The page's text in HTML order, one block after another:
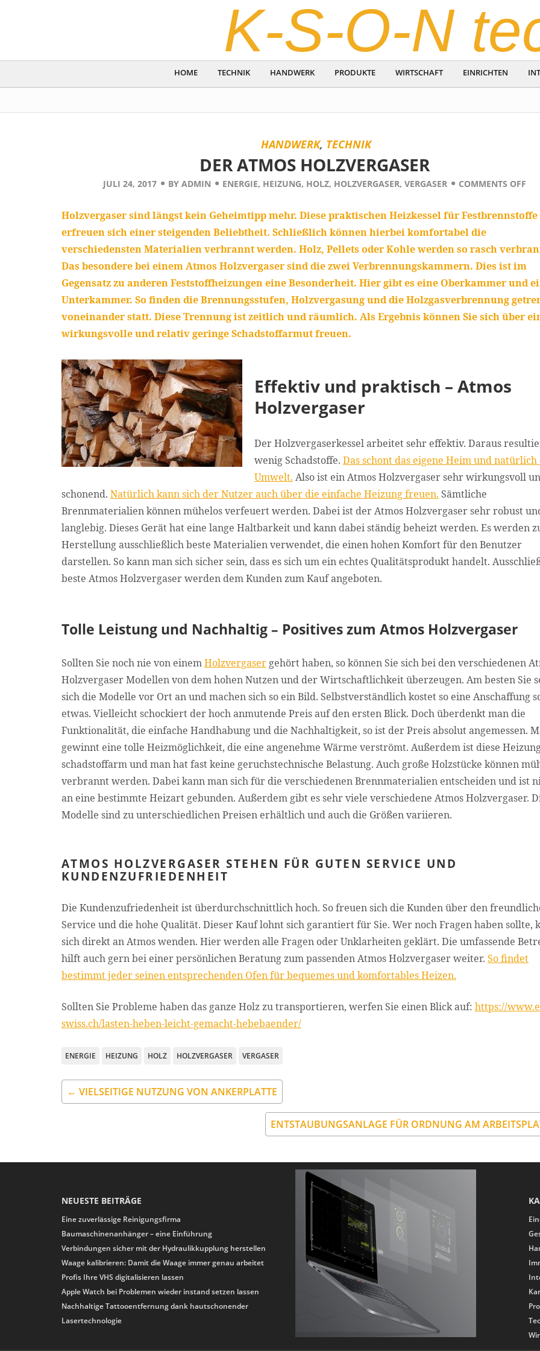
K-S-O-N
HOME TECHNIK HANDWERK PRODUKTE WIRTSCHAFT EINRICHTEN
HANDWERK, TECHNIK
DER ATMOS HOLZVERGASER
JULI 24, 2017 BY ADMIN ENERGIE, HEIZUNG, HOLZ, HOLZVERGASER, VERGASER COMMENTS OFF
Holzvergaser sind längst kein Geheimtipp mehr. Diese praktischen Heizkessel für Festbrennstoffe
erfreuen sich einer steigenden Beliebtheit. Schließlich können hierbei komfortabel die
verschiedensten Materialien verbrannt werden. Holz, Pellets oder Kohle werden so rasch
Das besondere bei einem Atmos Holzvergaser sind die zwei Verbrennungskammern. Dies ist im
Gegensatz zu anderen Feststoffheizungen eine Besonderheit. Hier gibt es eine Oberkammer und
Unterkammer. So finden die Brennungsstufen, Holzvergasung und die Holzgasverbrennung
voneinander statt. Diese Trennung ist zeitlich und räumlich. Als Ergebnis können Sie sich über
wirkungsvolle und relativ geringe Schadstoffarmut freuen.
Effektiv und praktisch – Atmos
Holzvergaser
Der Holzvergaserkessel arbeitet sehr effektiv. Daraus
wenig Schadstoffe. Das schont das eigene Heim und natürlich
Umwelt. Also ist ein Atmos Holzvergaser sehr wirkungsvoll
schonend. Natürlich kann sich der Nutzer auch über die einfache Heizung freuen. Sämtliche
Brennmaterialien können mühelos verfeuert werden. Dabei ist der Atmos Holzvergaser sehr robust
langlebig. Dieses Gerät hat eine lange Haltbarkeit und kann dabei ständig beheizt werden. Es werden
Herstellung ausschließlich beste Materialien verwendet, die einen hohen Komfort für den Benutzer
darstellen. So kann man sich sicher sein, dass es sich um ein echtes Qualitätsprodukt handelt.
beste Atmos Holzvergaser werden dem Kunden zum Kauf angeboten.
Tolle Leistung und Nachhaltig – Positives zum Atmos Holzvergaser
Sollten Sie noch nie von einemHolzvergasergehört haben, so können Sie sich bei den verschiedenen
Holzvergaser Modellen von dem hohen Nutzen und der Wirtschaftlichkeit überzeugen. Am besten Sie
sich die Modelle vor Ort an und machen sich so ein Bild. Selbstverständlich kostet so eine Anschaffung
etwas. Vielleicht schockiert der hoch anmutende Preis auf den ersten Blick. Doch überdenkt man die
Funktionalität, die einfache Handhabung und die Nachhaltigkeit, so ist der Preis absolut angemessen.
gewinnt eine tolle Heizmöglichkeit, die eine angenehme Wärme verströmt. Außerdem ist diese
schadstoffarm und man hat fast keine geruchstechnische Belastung. Auch große Holzstücke können
verbrannt werden. Dabei kann man sich für die verschiedenen Brennmaterialien entscheiden und ist
an eine bestimmte Heizart gebunden. Außerdem gibt es sehr viele verschiedene Atmos Holzvergaser.
Modelle sind zu unterschiedlichen Preisen erhältlich und auch die Größen variieren.
ATMOS HOLZVERGASER STEHEN FÜR GUTEN SERVICE UND
KUNDENZUFRIEDENHEIT
Die Kundenzufriedenheit ist überdurchschnittlich hoch. So freuen sich die Kunden über den
Service und die hohe Qualität. Dieser Kauf lohnt sich garantiert für Sie. Wer noch Fragen haben sollte,
sich direkt an Atmos wenden. Hier werden alle Fragen oder Unklarheiten geklärt. Die umfassende
hilft auch gern bei einer persönlichen Beratung zum passenden Atmos Holzvergaser weiter. So findet
bestimmt jeder seinen entsprechenden Ofen für bequemes und komfortables Heizen.
Sollten Sie Probleme haben das ganze Holz zu transportieren, werfen Sie einen Blick auf: https://
swiss.ch/lasten-heben-leicht-gemacht-hebebaender/
ENERGIE HEIZUNG HOLZ HOLZVERGASER VERGASER
← VIELSEITIGE NUTZUNG VON ANKERPLATTE
ENTSTAUBUNGSANLAGE FÜR ORDNUNG AM
NEUESTE BEITRÄGE
Eine zuverlässige Reinigungsfirma
Baumaschinenanhänger – eine Einführung
Verbindungen sicher mit der Hydraulikkupplung herstellen
Waage kalibrieren: Damit die Waage immer genau arbeitet
Profis Ihre VHS digitalisieren lassen
Apple Watch bei Problemen wieder instand setzen lassen
Nachhaltige Tattooentfernung dank hautschonender
Lasertechnologie